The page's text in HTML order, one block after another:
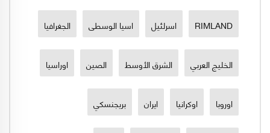
RIMLAND اسرلئيل اسيا الوسطى الجغرافيا
الخليج العربي الشرق الأوسط الصين اوراسيا
اوروبا اوكرانيا ايران بريجنسكي